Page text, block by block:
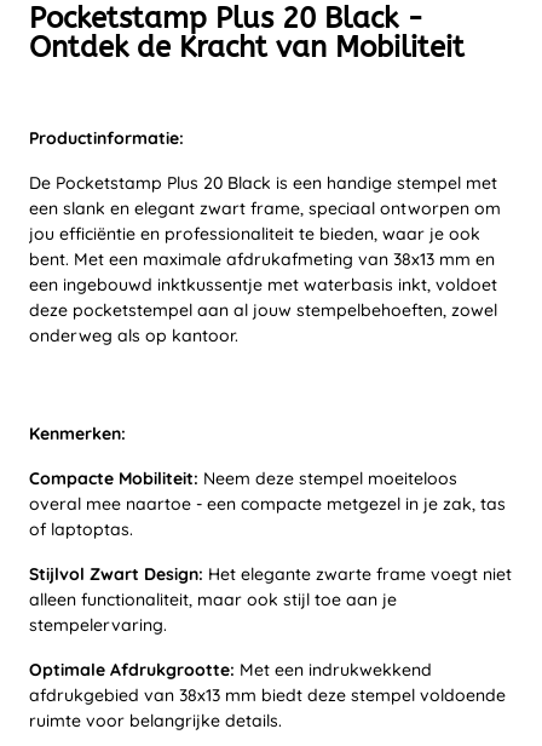
Pocketstamp Plus 20 Black -
Ontdek de Kracht van Mobiliteit
Productinformatie:
De Pocketstamp Plus 20 Black is een handige stempel met
een slank en elegant zwart frame, speciaal ontworpen om
jou efficiëntie en professionaliteit te bieden, waar je ook
bent. Met een maximale afdrukafmeting van 38x13 mm en
een ingebouwd inktkussentje met waterbasis inkt, voldoet
deze pocketstempel aan al jouw stempelbehoeften, zowel
onderweg als op kantoor.
Kenmerken:
Compacte Mobiliteit: Neem deze stempel moeiteloos
overal mee naartoe - een compacte metgezel in je zak, tas
of laptoptas.
Stijlvol Zwart Design: Het elegante zwarte frame voegt niet
alleen functionaliteit, maar ook stijl toe aan je
stempelervaring.
Optimale Afdrukgrootte: Met een indrukwekkend
afdrukgebied van 38x13 mm biedt deze stempel voldoende
ruimte voor belangrijke details.